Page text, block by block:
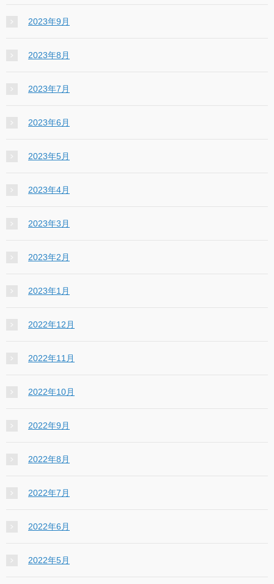
2023年9月
2023年8月
2023年7月
2023年6月
2023年5月
2023年4月
2023年3月
2023年2月
2023年1月
2022年12月
2022年11月
2022年10月
2022年9月
2022年8月
2022年7月
2022年6月
2022年5月